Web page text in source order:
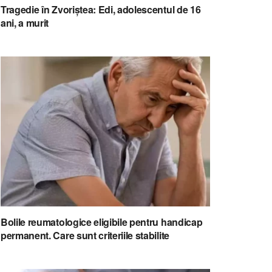
Tragedie în Zvoriștea: Edi, adolescentul de 16
ani, a murit
Bolile reumatologice eligibile pentru handicap
permanent. Care sunt criteriile stabilite